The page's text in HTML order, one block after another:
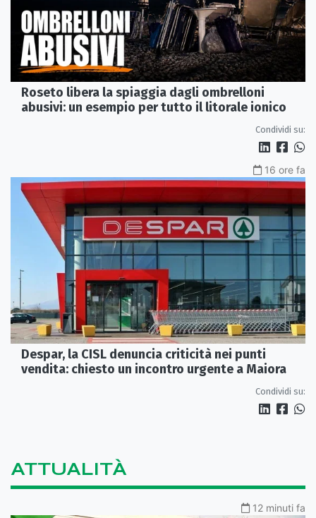
Roseto libera la spiaggia dagli ombrelloni
abusivi: un esempio per tutto il litorale ionico
Condividi su:
16 ore fa
Despar, la CISL denuncia criticità nei punti
vendita: chiesto un incontro urgente a Maiora
Condividi su:
ATTUALITÀ
12 minuti fa